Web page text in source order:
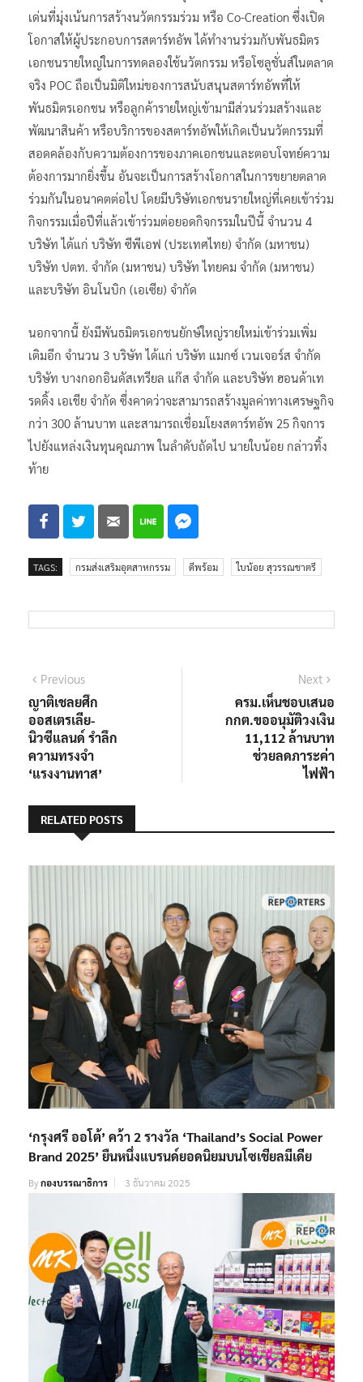
เด่นที่มุ่งเน้นการสร้างนวัตกรรมร่วม หรือ Co-Creation ซึ่งเปิด
โอกาสให้ผู้ประกอบการสตาร์ทอัพ ได้ทำงานร่วมกับพันธมิตร
เอกชนรายใหญ่ในการทดลองใช้นวัตกรรม หรือโซลูชั่นส์ในตลาด
จริง POC ถือเป็นมิติใหม่ของการสนับสนุนสตาร์ทอัพที่ให้
พันธมิตรเอกชน หรือลูกค้ารายใหญ่เข้ามามีส่วนร่วมสร้างและ
พัฒนาสินค้า หรือบริการของสตาร์ทอัพให้เกิดเป็นนวัตกรรมที่
สอดคล้องกับความต้องการของภาคเอกชนและตอบโจทย์ความ
ต้องการมากยิ่งขึ้น อันจะเป็นการสร้างโอกาสในการขยายตลาด
ร่วมกันในอนาคตต่อไป โดยมีบริษัทเอกชนรายใหญ่ที่เคยเข้าร่วม
กิจกรรมเมื่อปีที่แล้วเข้าร่วมต่อยอดกิจกรรมในปีนี้ จำนวน 4
บริษัท ได้แก่ บริษัท ซีพีเอฟ (ประเทศไทย) จํากัด (มหาชน)
บริษัท ปตท. จำกัด (มหาชน) บริษัท ไทยคม จํากัด (มหาชน)
และบริษัท อินโนบิก (เอเซีย) จำกัด
นอกจากนี้ ยังมีพันธมิตรเอกชนยักษ์ใหญ่รายใหม่เข้าร่วมเพิ่ม
เติมอีก จำนวน 3 บริษัท ได้แก่ บริษัท แมกซ์ เวนเจอร์ส จำกัด
บริษัท บางกอกอินดัสเทรียล แก๊ส จำกัด และบริษัท ฮอนด้าเท
รดดิ้ง เอเชีย จำกัด ซึ่งคาดว่าจะสามารถสร้างมูลค่าทางเศรษฐกิจ
กว่า 300 ล้านบาท และสามารถเชื่อมโยงสตาร์ทอัพ 25 กิจการ
ไปยังแหล่งเงินทุนคุณภาพ ในลำดับถัดไป นายใบน้อย กล่าวทิ้ง
ท้าย
TAGS: กรมส่งเสริมอุตสาหกรรม ดีพร้อม ใบน้อย สุวรรณชาตรี
แนะแนว
เรื่อง
PreviousPrevious
post:
ญาติเชลยศึก
ออสเตรเลีย-
นิวซีแลนด์ รำลึก
ความทรงจำ
‘แรงงานทาส’
Next
ครม.เห็นชอบเสนอ
กกต.ขออนุมัติวงเงิน
11,112 ล้านบาท
ช่วยลดภาระค่า
ไฟฟ้า
RELATED POSTS
‘กรุงศรี ออโต้’ คว้า 2 รางวัล ‘Thailand’s Social Power
Brand 2025’ ยืนหนึ่งแบรนด์ยอดนิยมบนโซเชียลมีเดีย
Byกองบรรณาธิการ 3 ธันวาคม 2025